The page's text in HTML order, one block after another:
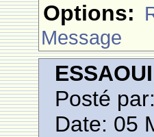
Options:
Message
Posté par:
Date: 05